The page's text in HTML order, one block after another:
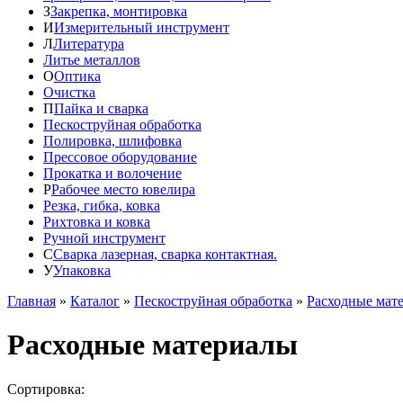
ЗЗакрепка, монтировка
ИИзмерительный инструмент
ЛЛитература
Литье металлов
ООптика
Очистка
ППайка и сварка
Пескоструйная обработка
Полировка, шлифовка
Прессовое оборудование
Прокатка и волочение
РРабочее место ювелира
Резка, гибка, ковка
Рихтовка и ковка
Ручной инструмент
ССварка лазерная, сварка контактная.
УУпаковка
Главная » Каталог » Пескоструйная обработка » Расходные
Расходные материалы
Сортировка: